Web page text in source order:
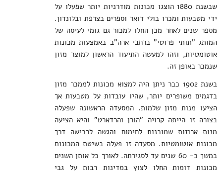
שבשנת 1880 הוצגו מכונות מודרניות יותר שפעלו על
ידי מטבעות ומכרו בולי דואר וספרים בצרפת ובלונדון.
מספר שנים לאחר מכן החלו למכור גם גומי לעיסה של
המותג "תותי פרוטי" ברחבי ארה"ב באמצעות מכונות
אוטומטיות, וזהו למעשה התיעוד הראשון למוצר מזון
שנמכר באופן זה.
בשנת 1902 כבר ניתן היה למצוא מכונות לממכר מזון
בדגמים משופרים יותר, שהיו עובדות על מטבעות אך
הציעו מנות מזון שלמות. המסעדה הראשונה שפעלה
בצורה זו הייתה קרויה "הורן והרדארט" והיא הציעה
מנות ארוזות שמוכנות לחימום והגשה לרכישה דרך
מכונות אוטומטיות. מסעדה זו פעלה בשיטת המכונות
במשך כ- 60 שנים עד לסגירתה. לאורך כל אותן השנים
מכונות דומות החלו לצוץ במדינות רבות על גבי